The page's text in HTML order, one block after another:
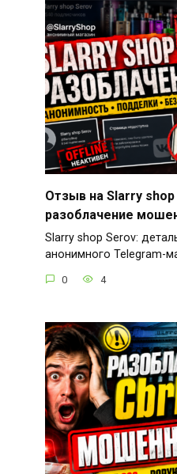
Отзыв на Slarry
разоблачение
Slarry shop Serov:
анонимного Telegram-
0 4